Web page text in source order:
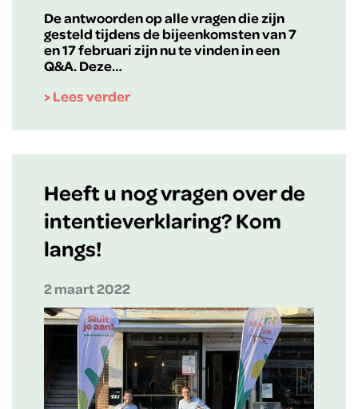
De antwoorden op alle vragen die zijn
gesteld tijdens de bijeenkomsten van 7
en 17 februari zijn nu te vinden in een
Q&A. Deze…
> Lees verder
Heeft u nog vragen over de
intentieverklaring? Kom
langs!
2 maart 2022